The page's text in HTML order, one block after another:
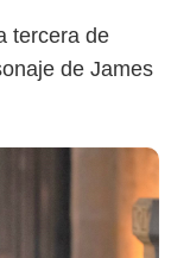
tercera de
de James